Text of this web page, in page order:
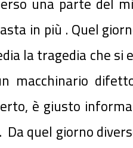
in più . Quel
la tragedia che
macchinario
è giusto
quel giorno